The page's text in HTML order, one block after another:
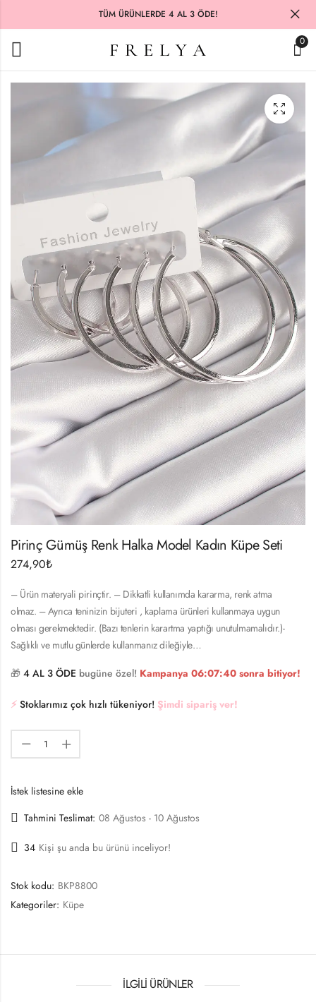
TÜM ÜRÜNLERDE 4 AL 3 ÖDE!
0
Pirinç Gümüş Renk Halka Model Kadın Küpe Seti
274,90₺
– Ürün materyali pirinçtir. – Dikkatli kullanımda kararma, renk atma
olmaz. – Ayrıca teninizin bijuteri , kaplama ürünleri kullanmaya uygun
olması gerekmektedir. (Bazı tenlerin karartma yaptığı unutulmamalıdır.)-
Sağlıklı ve mutlu günlerde kullanmanız dileğiyle…
🎁 4 AL 3 ÖDE bugüne özel! Kampanya 06:07:40 sonra bitiyor!
⚡️ Stoklarımız çok hızlı tükeniyor! Şimdi sipariş ver!
İstek listesine ekle
Tahmini Teslimat: 08 Ağustos - 10 Ağustos
34 Kişi şu anda bu ürünü inceliyor!
Stok kodu: BKP8800
Kategoriler: Küpe
İLGILI ÜRÜNLER